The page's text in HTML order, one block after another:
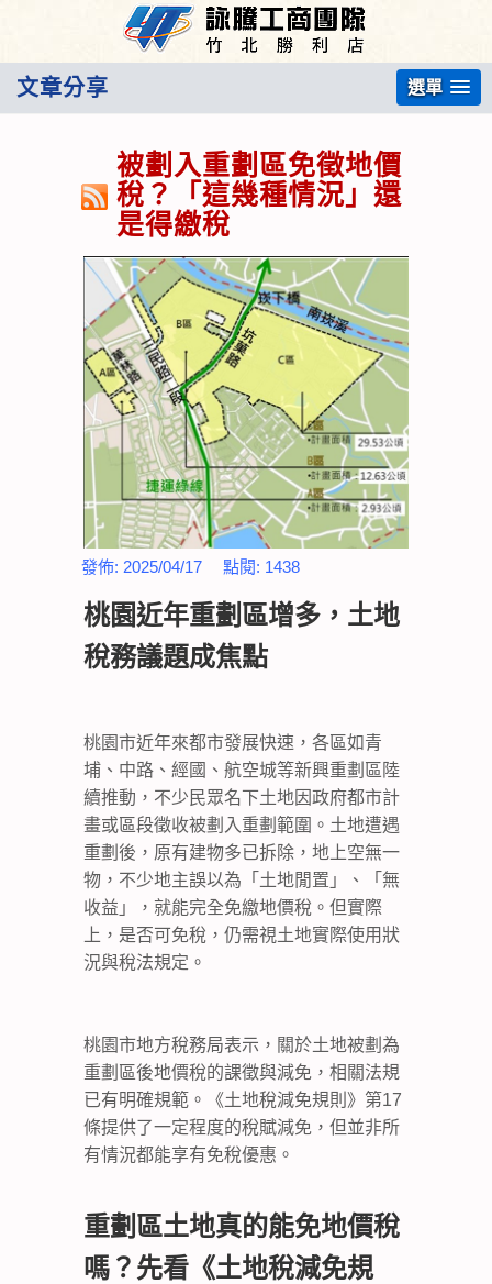
文章分享 選單
被劃入重劃區免徵地價
稅？「這幾種情況」還
是得繳稅
發佈: 2025/04/17 點閱: 1438
桃園近年重劃區增多，土地
稅務議題成焦點
桃園市近年來都市發展快速，各區如青
埔、中路、經國、航空城等新興重劃區陸
續推動，不少民眾名下土地因政府都市計
畫或區段徵收被劃入重劃範圍。土地遭遇
重劃後，原有建物多已拆除，地上空無一
物，不少地主誤以為「土地閒置」、「無
收益」，就能完全免繳地價稅。但實際
上，是否可免稅，仍需視土地實際使用狀
況與稅法規定。
桃園市地方稅務局表示，關於土地被劃為
重劃區後地價稅的課徵與減免，相關法規
已有明確規範。《土地稅減免規則》第17
條提供了一定程度的稅賦減免，但並非所
有情況都能享有免稅優惠。
重劃區土地真的能免地價稅
嗎？先看《土地稅減免規